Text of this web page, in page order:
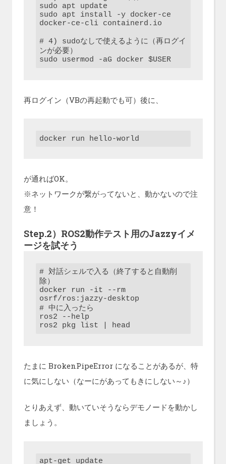
sudo apt update
sudo apt install -y docker-ce
docker-ce-cli containerd.io
# 4) sudoなしで使えるように（再ログイ
ンが必要）
sudo usermod -aG docker $USER
再ログイン（VBの再起動でも可）後に、
docker run hello-world
が通ればOK。
※ネットワークが繋がってないと、動かないので注
意！
Step.2）ROS2動作テスト用のJazzyイメ
ージを試そう
# 対話シェルで入る（終了すると自動削
除）
docker run -it --rm
osrf/ros:jazzy-desktop
# 中に入ったら
ros2 --help
ros2 pkg list | head
たまに BrokenPipeError になることがあるが、特
に気にしない（なーにがあってもきにしない～♪）
とりあえず、動いていそうならデモノードを動かし
ましょう。
apt-get update